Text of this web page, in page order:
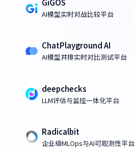
GiGOS
AI模型实时对战比较平台
ChatPlayground AI
AI模型并排实时对比测试平台
deepchecks
LLM评估与监控一体化平台
Radicalbit
企业级MLOps与AI可观测性平台